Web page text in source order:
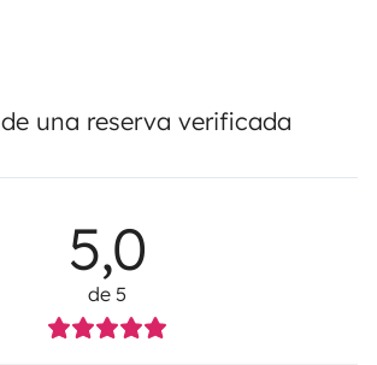
de una reserva verificada
5,0
de 5